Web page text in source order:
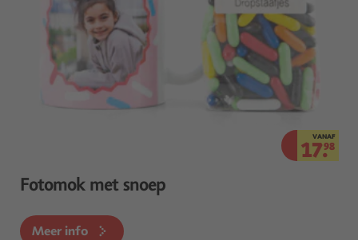
VANAF
17.98
Fotomok met snoep
Meer info